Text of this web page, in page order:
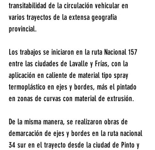
transitabilidad de la circulación vehicular en
varios trayectos de la extensa geografía
provincial.
Los trabajos se iniciaron en la ruta Nacional 157
entre las ciudades de Lavalle y Frías, con la
aplicación en caliente de material tipo spray
termoplástico en ejes y bordes, más el pintado
en zonas de curvas con material de extrusión.
De la misma manera, se realizaron obras de
demarcación de ejes y bordes en la ruta nacional
34 sur en el trayecto desde la ciudad de Pinto y